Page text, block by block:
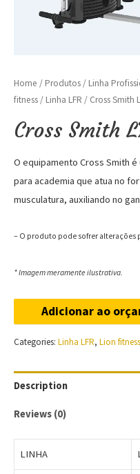
Home / Produtos / Linha
fitness / Linha LFR / Cross Smith
Cross Smith
O equipamento Cross Smith
para academia que atua no
musculatura, auxiliando no
– O produto pode sofrer alterações
*Imagem meramente ilustrativa.
Adicionar ao
Categories: Linha LFR, Lion fitness
Description
Reviews (0)
LINHA